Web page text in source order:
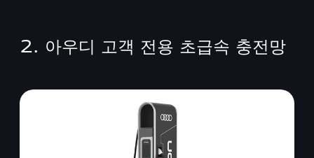
2. 아우디 고객 전용 초급속 충전망